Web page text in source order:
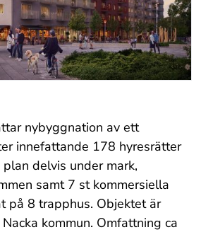
nybyggnation av ett
innefattande 178 hyresrätter
delvis under mark,
samt 7 st kommersiella
på 8 trapphus. Objektet är
kommun. Omfattning ca